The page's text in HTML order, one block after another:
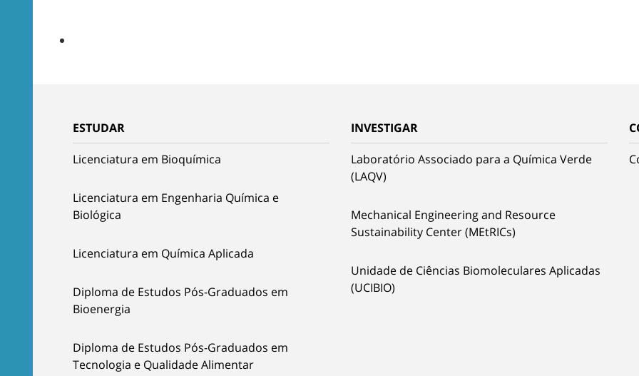
ESTUDAR
Licenciatura em Bioquímica
Licenciatura em Engenharia Química e
Biológica
Licenciatura em Química Aplicada
Diploma de Estudos Pós-Graduados em
Bioenergia
Diploma de Estudos Pós-Graduados em
Tecnologia e Qualidade Alimentar
INVESTIGAR
Laboratório Associado para a Química Verde
(LAQV)
Mechanical Engineering and Resource
Sustainability Center (MEtRICs)
Unidade de Ciências Biomoleculares Aplicadas
(UCIBIO)